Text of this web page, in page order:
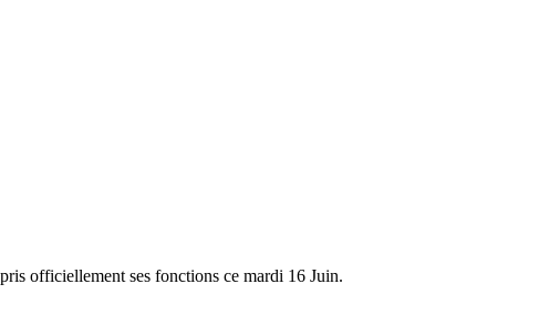
officiellement ses fonctions ce mardi 16 Juin.